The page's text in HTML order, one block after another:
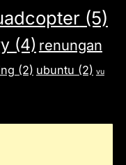
(5)
(4) renungan
(2) ubuntu (2) vu